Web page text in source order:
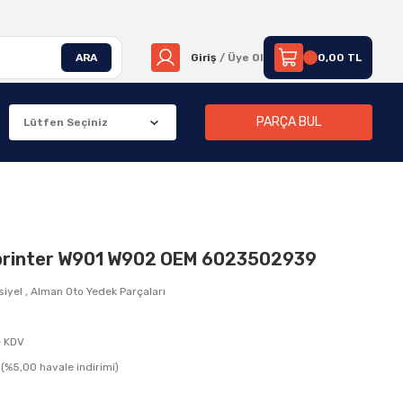
ARA Giriş / Üye Ol 0,00 TL
PARÇA BUL
W901 W902 OEM 6023502939
,Alman Oto Yedek Parçaları
KDV
havale indirimi)